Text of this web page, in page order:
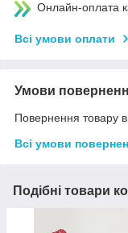
Онлайн-оплата
Всі умови оплати
Умови
Повернення товару
Всі умови
Подібні товари